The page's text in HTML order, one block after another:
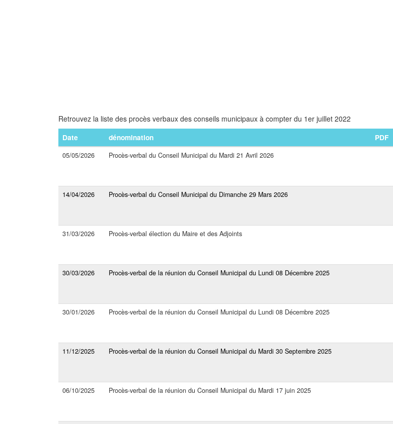
Retrouvez la liste des procès verbaux des conseils municipaux à compter du 1er juillet 2022
Date
dénomination PDF
05/05/2026 Procès-verbal du Conseil Municipal du Mardi 21 Avril 2026
14/04/2026 Procès-verbal du Conseil Municipal du Dimanche 29 Mars 2026
31/03/2026 Procès-verbal élection du Maire et des Adjoints
30/03/2026 Procès-verbal de la réunion du Conseil Municipal du Lundi 08 Décembre 2025
30/01/2026 Procès-verbal de la réunion du Conseil Municipal du Lundi 08 Décembre 2025
11/12/2025 Procès-verbal de la réunion du Conseil Municipal du Mardi 30 Septembre 2025
06/10/2025 Procès-verbal de la réunion du Conseil Municipal du Mardi 17 juin 2025